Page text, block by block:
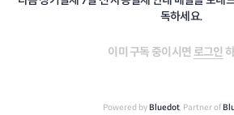
독하세요.
이미 구독 중이시면 로그인
Powered by Bluedot, Partner of